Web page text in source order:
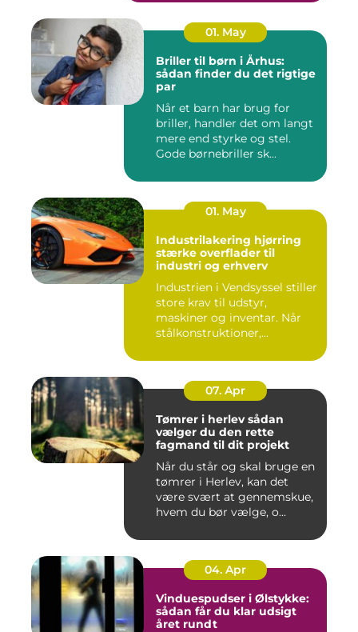
01. May
Briller til børn i Århus:
sådan finder du det rigtige
par
Når et barn har brug for
briller, handler det om langt
mere end styrke og stel.
Gode børnebriller sk...
01. May
Industrilakering hjørring
stærke overflader til
industri og erhverv
Industrien i Vendsyssel stiller
store krav til udstyr,
maskiner og inventar. Når
stålkonstruktioner,...
07. Apr
Tømrer i herlev sådan
vælger du den rette
fagmand til dit projekt
Når du står og skal bruge en
tømrer i Herlev, kan det
være svært at gennemskue,
hvem du bør vælge, o...
04. Apr
Vinduespudser i Ølstykke:
sådan får du klar udsigt
året rundt